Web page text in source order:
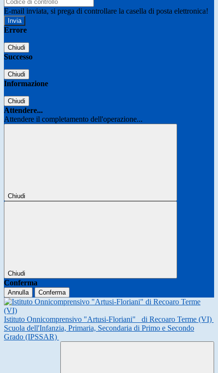
E-mail inviata, si prega di controllare la casella di posta elettronica!
Errore
Chiudi
Successo
Chiudi
Informazione
Chiudi
Attendere...
Attendere il completamento dell'operazione...
Chiudi
Chiudi
Conferma
Annulla Conferma
Istituto Onnicomprensivo "Artusi-Floriani"
di Recoaro Terme (VI)
Scuola dell'Infanzia, Primaria, Secondaria di Primo e Secondo
Grado (IPSSAR)